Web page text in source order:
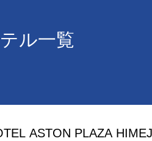
ル一覧
ASTON PLAZA